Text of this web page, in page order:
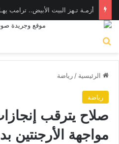
الرئيسية / رياضة
رياضة
صلاح يترقب